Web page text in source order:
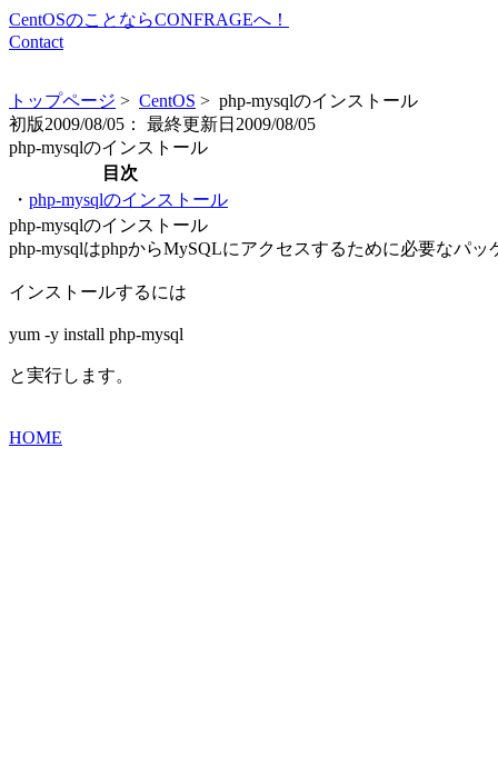
CentOSのことならCONFRAGEへ！
Contact
トップページ > CentOS > php-mysqlのインストール
初版2009/08/05： 最終更新日 2009/08/05
php-mysqlのインストール
目次
・ php-mysqlのインストール
php-mysqlのインストール
php-mysqlはphpからMySQLにアクセスするために必要なパッ
インストールするには
yum -y install php-mysql
と実行します。
HOME